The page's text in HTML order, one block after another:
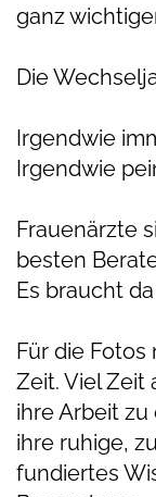
ganz
Die
Irgendwie
Irgendwie
Frauenärzte
besten
Es braucht
Für die
Zeit. Viel Zeit
ihre Arbeit
ihre ruhige,
fundiertes